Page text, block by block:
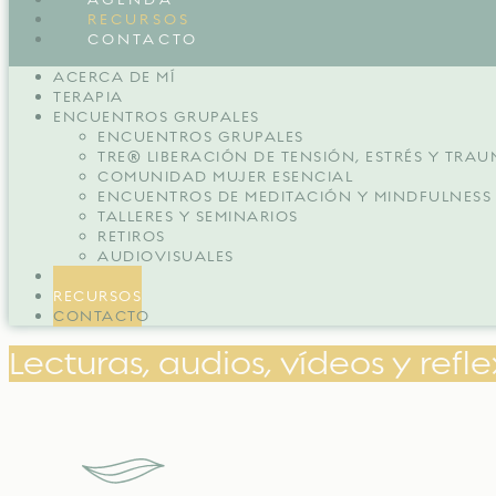
RECURSOS
CONTACTO
ACERCA DE MÍ
TERAPIA
ENCUENTROS GRUPALES
ENCUENTROS GRUPALES
TRE® LIBERACIÓN DE TENSIÓN, ESTRÉS Y
COMUNIDAD MUJER ESENCIAL
ENCUENTROS DE MEDITACIÓN Y MINDFULNESS
TALLERES Y SEMINARIOS
RETIROS
AUDIOVISUALES
RECURSOS
CONTACTO
Lecturas, audios, vídeos y